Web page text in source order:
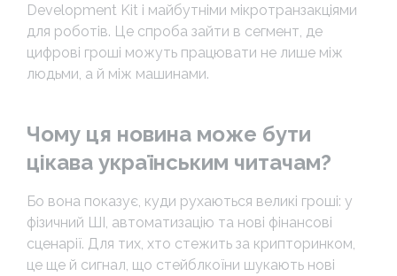
Development Kit і майбутніми мікротранзакціями
для роботів. Це спроба зайти в сегмент, де
цифрові гроші можуть працювати не лише між
людьми, а й між машинами.
Чому ця новина може бути
цікава українським читачам?
Бо вона показує, куди рухаються великі гроші: у
фізичний ШІ, автоматизацію та нові фінансові
сценарії. Для тих, хто стежить за крипторинком,
це ще й сигнал, що стейблкоїни шукають нові